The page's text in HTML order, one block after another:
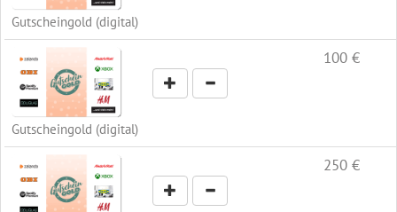
Gutscheingold (digital)
Gutscheingold (digital)
100 €
250 €